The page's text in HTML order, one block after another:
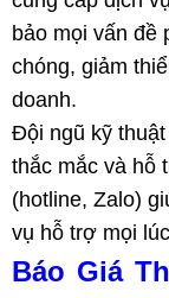
bảo mọi vấn đề
chóng, giảm
doanh.
Đội ngũ kỹ
thắc mắc và hỗ
(hotline, Zalo)
vụ hỗ trợ mọi
Báo Giá